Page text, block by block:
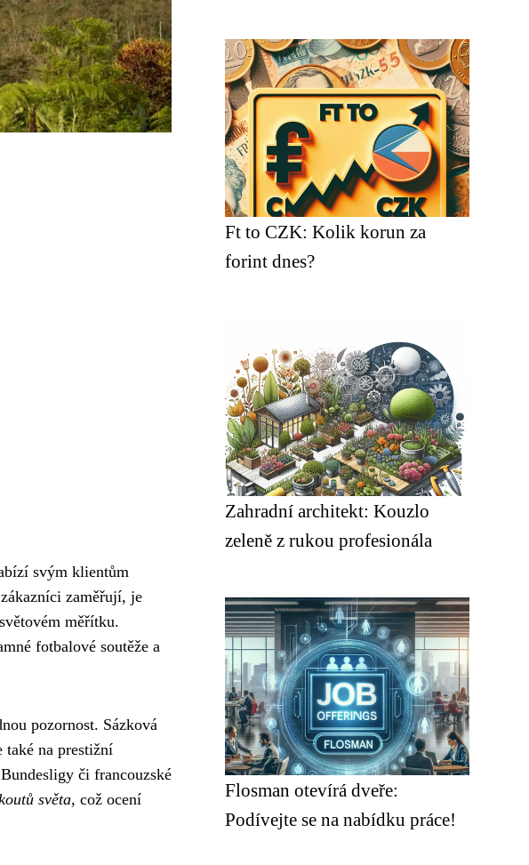
svým klientům
zaměřují, je
měřítku.
fotbalové soutěže a
pozornost. Sázková
také na prestižní
či francouzské
světa, což ocení
Ft to CZK: Kolik korun za
forint dnes?
Zahradní architekt: Kouzlo
zeleně z rukou profesionála
Flosman otevírá dveře:
Podívejte se na nabídku práce!